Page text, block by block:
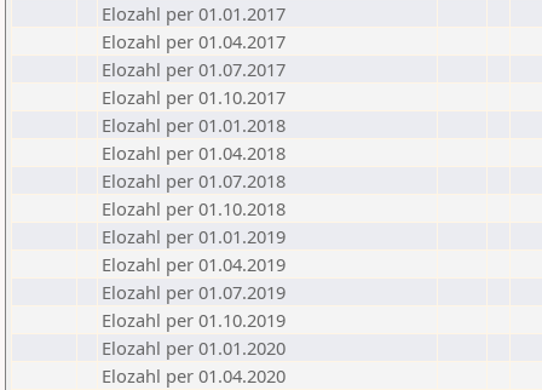
Elozahl per 01.01.2017
Elozahl per 01.04.2017
Elozahl per 01.07.2017
Elozahl per 01.10.2017
Elozahl per 01.01.2018
Elozahl per 01.04.2018
Elozahl per 01.07.2018
Elozahl per 01.10.2018
Elozahl per 01.01.2019
Elozahl per 01.04.2019
Elozahl per 01.07.2019
Elozahl per 01.10.2019
Elozahl per 01.01.2020
Elozahl per 01.04.2020